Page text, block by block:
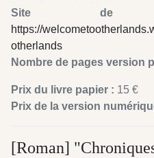
Site de
https://
otherlands
Nombre de pages version
Prix du livre papier : 15 €
Prix de la version
[Roman]